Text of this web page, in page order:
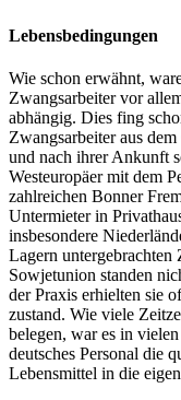
Lebensbedingungen
Wie schon erwähnt,
Zwangsarbeiter vor
abhängig. Dies fing
Zwangsarbeiter aus
und nach ihrer Ankunft
Westeuropäer mit dem
zahlreichen Bonner
Untermieter in
insbesondere
Lagern untergebrachten
Sowjetunion standen
der Praxis erhielten sie
zustand. Wie viele
belegen, war es in
deutsches Personal die
Lebensmittel in die